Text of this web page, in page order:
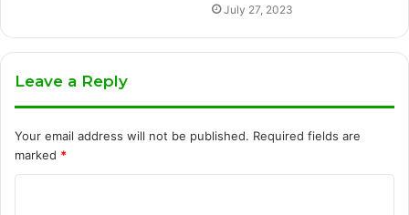
July 27, 2023
Leave a Reply
Your email address will not be published. Required fields are
marked *